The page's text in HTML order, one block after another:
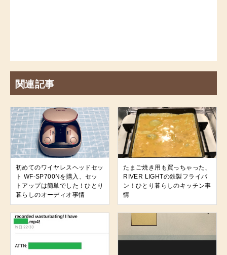
関連記事
初めてのワイヤレスヘッドセッ
ト WF-SP700Nを購入、セッ
トアップは簡単でした！ひとり
暮らしのオーディオ事情
たまご焼き用も買っちゃった、
RIVER LIGHTの鉄製フライパ
ン！ひとり暮らしのキッチン事
情